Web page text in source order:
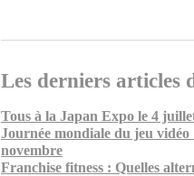
Les derniers articles
Tous à la Japan Expo le 4
Journée mondiale du jeu vidéo
novembre
Franchise fitness : Quelles